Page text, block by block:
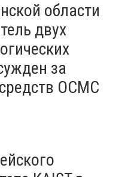
области
двух
за
ОСМС